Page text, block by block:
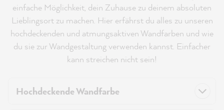
einfache Möglichkeit, dein Zuhause zu deinem absoluten
Lieblingsort zu machen. Hier erfährst du alles zu unseren
hochdeckenden und atmungsaktiven Wandfarben und wie
du sie zur Wandgestaltung verwenden kannst. Einfacher
kann streichen nicht sein!
Hochdeckende Wandfarbe